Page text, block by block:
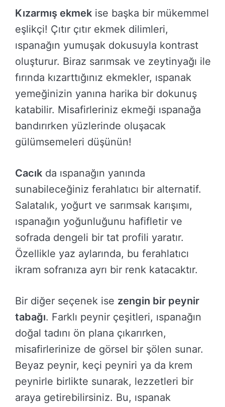
Kızarmış ekmek ise başka bir mükemmel
eşlikçi! Çıtır çıtır ekmek dilimleri,
ıspanağın yumuşak dokusuyla kontrast
oluşturur. Biraz sarımsak ve zeytinyağı ile
fırında kızarttığınız ekmekler, ıspanak
yemeğinizin yanına harika bir dokunuş
katabilir. Misafirleriniz ekmeği ıspanağa
bandırırken yüzlerinde oluşacak
gülümsemeleri düşünün!
Cacık da ıspanağın yanında
sunabileceğiniz ferahlatıcı bir alternatif.
Salatalık, yoğurt ve sarımsak karışımı,
ıspanağın yoğunluğunu hafifletir ve
sofrada dengeli bir tat profili yaratır.
Özellikle yaz aylarında, bu ferahlatıcı
ikram sofranıza ayrı bir renk katacaktır.
Bir diğer seçenek ise zengin bir peynir
tabağı. Farklı peynir çeşitleri, ıspanağın
doğal tadını ön plana çıkarırken,
misafirlerinize de görsel bir şölen sunar.
Beyaz peynir, keçi peyniri ya da krem
peynirle birlikte sunarak, lezzetleri bir
araya getirebilirsiniz. Bu, ıspanak